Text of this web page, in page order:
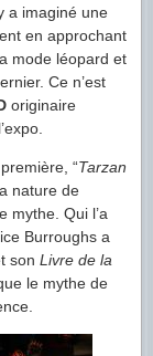
a imaginé une
en approchant
mode léopard et
Ce n’est
originaire
“Tarzan
nature de
mythe. Qui l’a
Burroughs a
son Livre de la
le mythe de